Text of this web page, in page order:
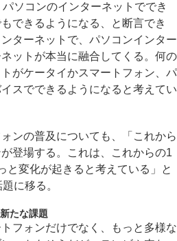
ソコンのインターネットででき
できるようになる、と断言でき
ターネットで、パソコンインター
ットが本当に融合してくる。何の
がケータイかスマートフォン、パ
スでできるようになると考えてい
ンの普及についても、「これから
登場する。これは、これからの1
と変化が起きると考えている」と
に移る。
たな課題
フォンだけでなく、もっと多様な